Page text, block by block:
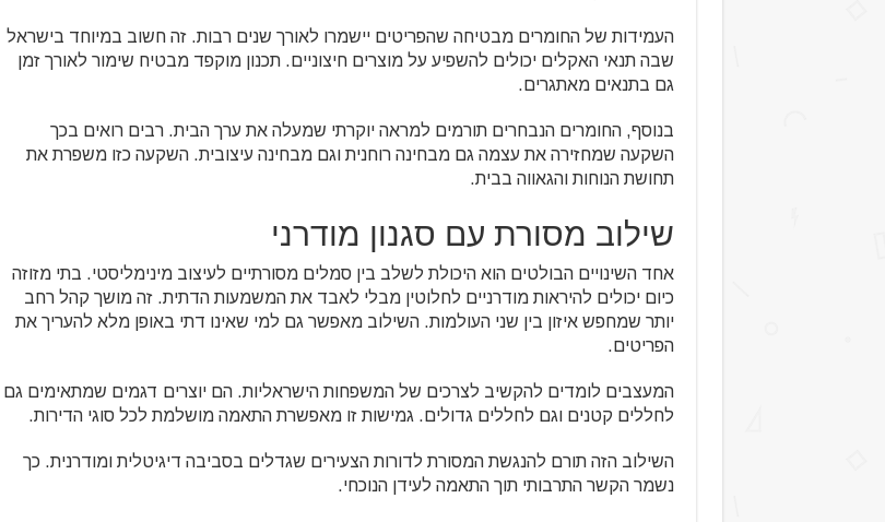
העמידות של החומרים מבטיחה שהפריטים יישמרו לאורך שנים רבות. זה חשוב במיוחד בישראל
שבה תנאי האקלים יכולים להשפיע על מוצרים חיצוניים. תכנון מוקפד מבטיח שימור לאורך זמן
גם בתנאים מאתגרים.
בנוסף, החומרים הנבחרים תורמים למראה יוקרתי שמעלה את ערך הבית. רבים רואים בכך
השקעה שמחזירה את עצמה גם מבחינה רוחנית וגם מבחינה עיצובית. השקעה כזו משפרת את
תחושת הנוחות והגאווה בבית.
שילוב מסורת עם סגנון מודרני
אחד השינויים הבולטים הוא היכולת לשלב בין סמלים מסורתיים לעיצוב מינימליסטי. בתי מזוזה
כיום יכולים להיראות מודרניים לחלוטין מבלי לאבד את המשמעות הדתית. זה מושך קהל רחב
יותר שמחפש איזון בין שני העולמות. השילוב מאפשר גם למי שאינו דתי באופן מלא להעריך את
הפריטים.
המעצבים לומדים להקשיב לצרכים של המשפחות הישראליות. הם יוצרים דגמים שמתאימים גם
לחללים קטנים וגם לחללים גדולים. גמישות זו מאפשרת התאמה מושלמת לכל סוגי הדירות.
השילוב הזה תורם להנגשת המסורת לדורות הצעירים שגדלים בסביבה דיגיטלית ומודרנית. כך
נשמר הקשר התרבותי תוך התאמה לעידן הנוכחי.